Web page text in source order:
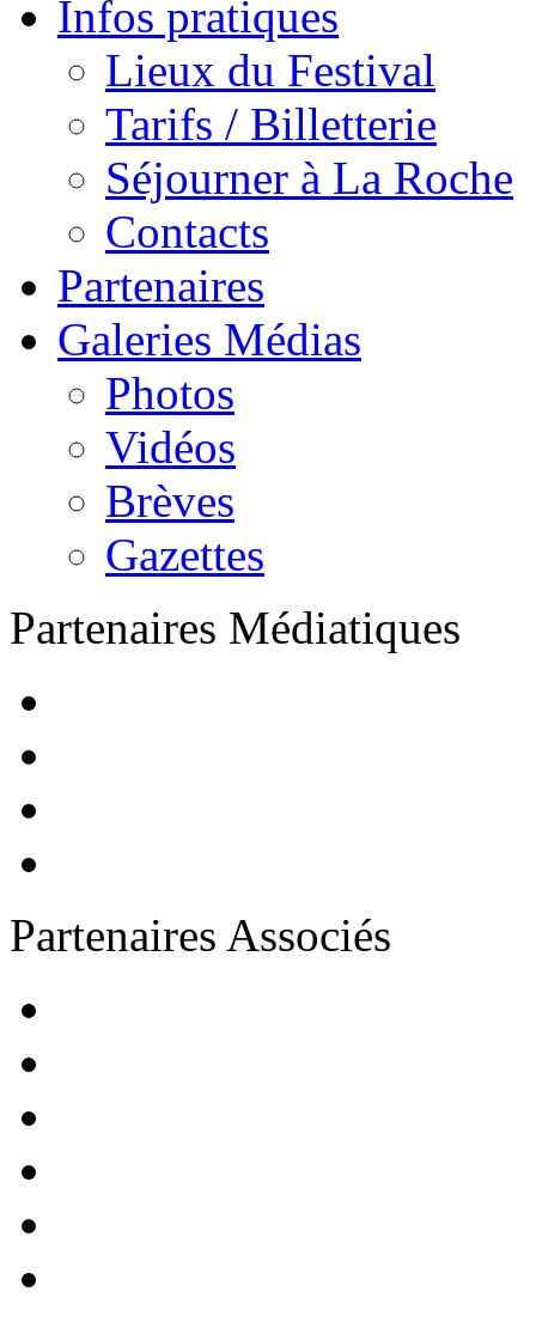
Infos pratiques
Lieux du Festival
Tarifs / Billetterie
Séjourner à La Roche
Contacts
Partenaires
Galeries Médias
Photos
Vidéos
Brèves
Gazettes
Partenaires Médiatiques
Partenaires Associés